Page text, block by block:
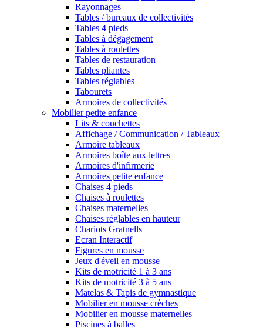
Rayonnages
Tables / bureaux de collectivités
Tables 4 pieds
Tables à dégagement
Tables à roulettes
Tables de restauration
Tables pliantes
Tables réglables
Tabourets
Armoires de collectivités
Mobilier petite enfance
Lits & couchettes
Affichage / Communication / Tableaux
Armoire tableaux
Armoires boîte aux lettres
Armoires d'infirmerie
Armoires petite enfance
Chaises 4 pieds
Chaises à roulettes
Chaises maternelles
Chaises réglables en hauteur
Chariots Gratnells
Ecran Interactif
Figures en mousse
Jeux d'éveil en mousse
Kits de motricité 1 à 3 ans
Kits de motricité 3 à 5 ans
Matelas & Tapis de gymnastique
Mobilier en mousse crèches
Mobilier en mousse maternelles
Piscines à balles